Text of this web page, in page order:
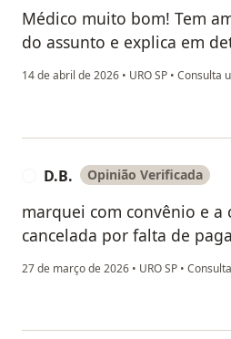
Médico muito bom! Tem
do assunto e explica em
14 de abril de 2026 • URO SP • Consulta
D.B. Opinião Verificada
marquei com convênio e a
cancelada por falta de
27 de março de 2026 • URO SP •